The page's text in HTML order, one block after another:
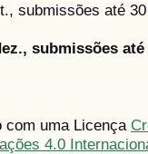
submissões até
submissões
com uma Licença
4.0